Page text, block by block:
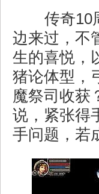
传奇10
边来过，不
生的喜悦，
猪论体型，
魔祭司收获
说，紧张得
手问题，若